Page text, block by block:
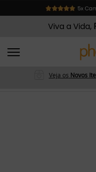
Viva a Vida,
Veja os Novos